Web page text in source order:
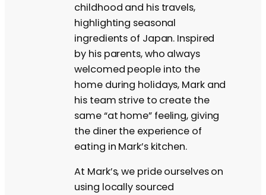
childhood and his travels,
highlighting seasonal
ingredients of Japan. Inspired
by his parents, who always
welcomed people into the
home during holidays, Mark and
his team strive to create the
same “at home” feeling, giving
the diner the experience of
eating in Mark’s kitchen.
At Mark’s, we pride ourselves on
using locally sourced